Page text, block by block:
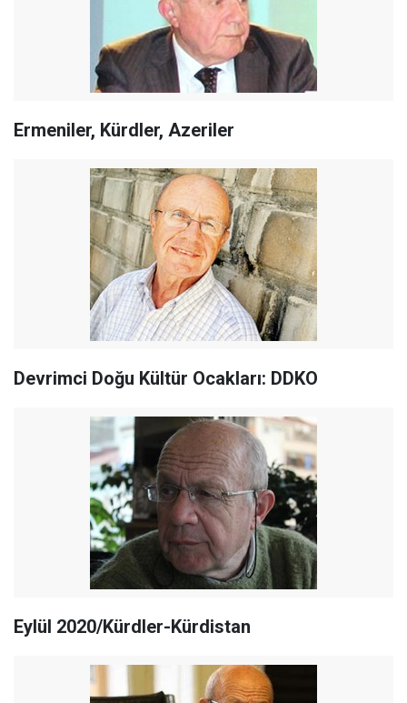
Ermeniler, Kürdler, Azeriler
Devrimci Doğu Kültür Ocakları: DDKO
Eylül 2020/Kürdler-Kürdistan